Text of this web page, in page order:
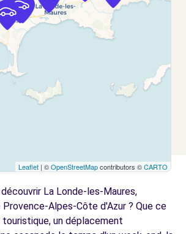
- GEMY HYERES - HYERES
- GEMY HYERES - HYERES 9.8
83400
Leaflet | ©OpenStreetMapcontributors ©CARTO
La Londe-les-Maures,
Alpes-Côte d'Azur ? Que ce
touristique, un déplacement